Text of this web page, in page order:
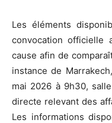
Les éléments
convocation officielle
cause afin de
instance de
mai 2026 à 9h30,
directe relevant des
Les informations